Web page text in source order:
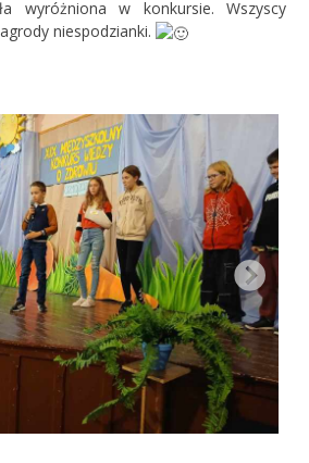
wyróżniona w konkursie. Wszyscy
niespodzianki.